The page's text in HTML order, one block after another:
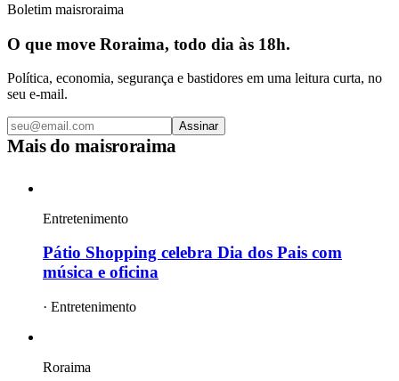
Boletim maisroraima
O que move Roraima, todo dia às 18h.
Política, economia, segurança e bastidores em uma leitura curta, no
seu e-mail.
Assinar
Mais do maisroraima
Entretenimento
Pátio Shopping celebra Dia dos Pais com
música e oficina
· Entretenimento
Roraima